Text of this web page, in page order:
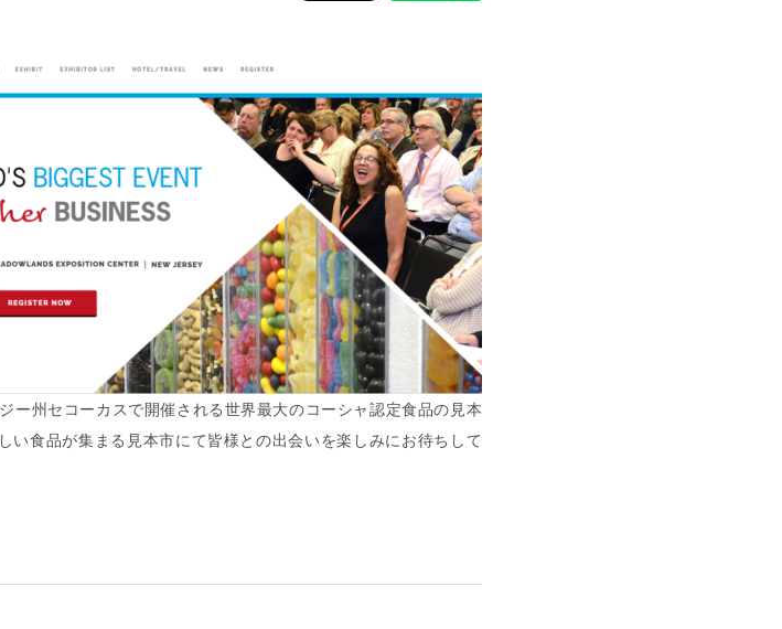
州セコーカスで開催される世界最大のコーシャ認定食品の見本
い食品が集まる見本市にて皆様との出会いを楽しみにお待ちして